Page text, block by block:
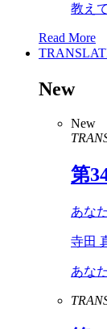
教え
Read More
New
New
第
あな
寺田
あな